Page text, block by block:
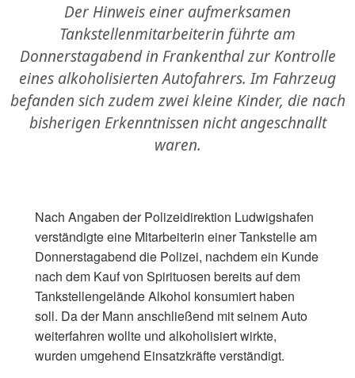
Der Hinweis einer aufmerksamen
Tankstellenmitarbeiterin führte am
Donnerstagabend in Frankenthal zur Kontrolle
eines alkoholisierten Autofahrers. Im Fahrzeug
befanden sich zudem zwei kleine Kinder, die nach
bisherigen Erkenntnissen nicht angeschnallt
waren.
Nach Angaben der Polizeidirektion Ludwigshafen
verständigte eine Mitarbeiterin einer Tankstelle am
Donnerstagabend die Polizei, nachdem ein Kunde
nach dem Kauf von Spirituosen bereits auf dem
Tankstellengelände Alkohol konsumiert haben
soll. Da der Mann anschließend mit seinem Auto
weiterfahren wollte und alkoholisiert wirkte,
wurden umgehend Einsatzkräfte verständigt.